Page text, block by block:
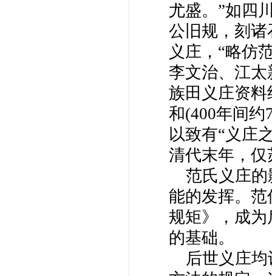
尤盛。”如四
公旧规，刻
义庄，“略仿
李文治、江
族田义庄资
和(400年间约
以致有“义庄
清代末年，
范氏义庄
能的发挥。
规矩》，成
的基础。
后世义庄